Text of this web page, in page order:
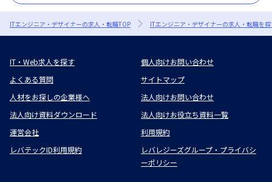
ITエンジニア・デザイナーの求人・転職TOP ITエンジニア・デザイナーの求人・転職を
IT・Web求人を探す
個人向けお問い合わせ
よくある質問
サイトマップ
人材をお探しの企業様へ
法人向けお問い合わせ
法人向け資料ダウンロード
法人向けお役立ち資料一覧
運営会社
利用規約
レバテックID利用規約
レバレジーズグループ・プライバシ
ーポリシー